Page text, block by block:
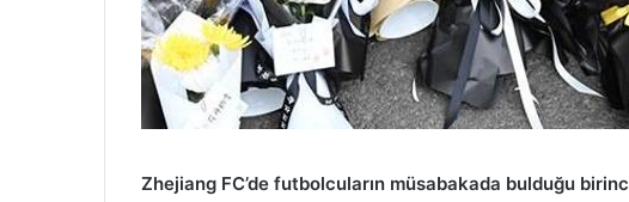
Zhejiang FC’de futbolcuların müsabakada bulduğu